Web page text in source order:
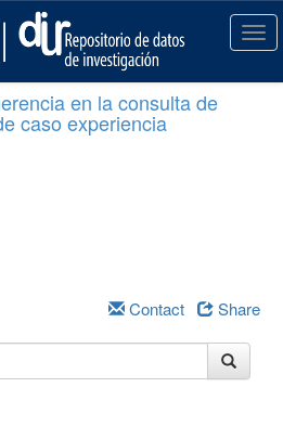
T
o
g
t
en la consulta de
caso experiencia
Contact Share